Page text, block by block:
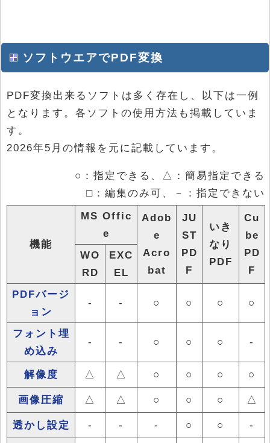
ソフトウエアでPDF変換
PDF変換出来るソフトは多く存在し、以下は一例
となります。各ソフトの使用方法も掲載していま
す。
2026年5月の情報を元に記載しています。
○：指定できる、△：簡易指定できる
□：編集のみ可、－：指定できない
機能
MS Offic
e
Adob
e
Acro
bat
JU
ST
PD
F
いき
なり
PDF
Cu
be
PD
F
WO
RD
EXC
EL
PDFバージ
ョン
- - ○ ○ ○ ○
フォント埋
め込み
- - ○ ○ ○ -
解像度 △ △ ○ ○ ○ ○
画像圧縮 △ △ ○ ○ ○ △
透かし設定 - - - ○ ○ -